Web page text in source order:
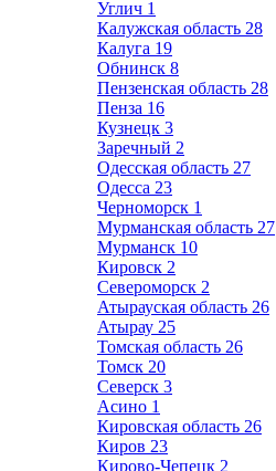
Углич 1
Калужская область 28
Калуга 19
Обнинск 8
Пензенская область 28
Пенза 16
Кузнецк 3
Заречный 2
Одесская область 27
Одесса 23
Черноморск 1
Мурманская область 27
Мурманск 10
Кировск 2
Североморск 2
Атырауская область 26
Атырау 25
Томская область 26
Томск 20
Северск 3
Асино 1
Кировская область 26
Киров 23
Кирово-Чепецк 2